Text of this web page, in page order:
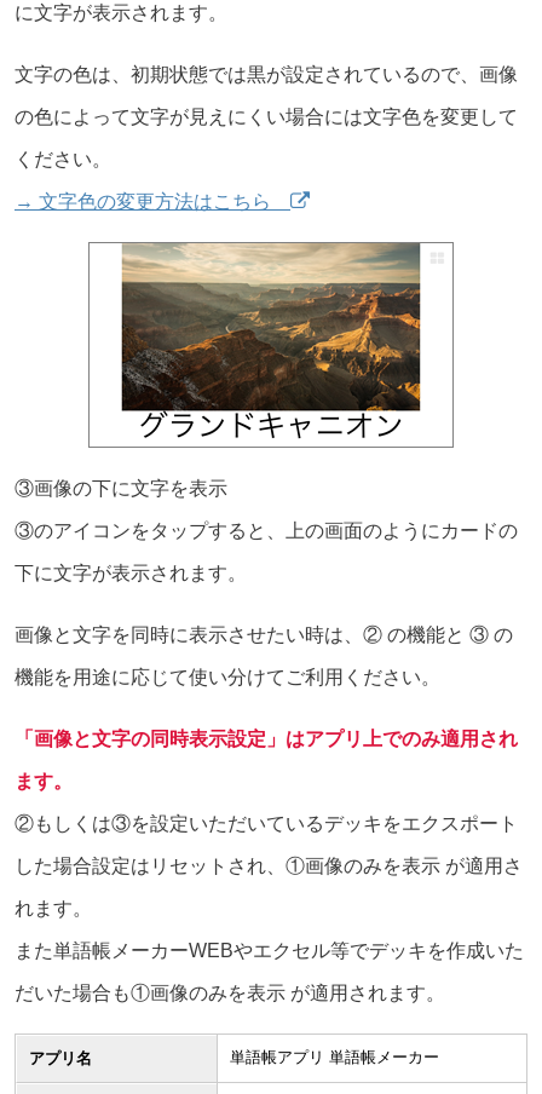
に文字が表示されます。
文字の色は、初期状態では黒が設定されているので、画像
の色によって文字が見えにくい場合には文字色を変更して
ください。
→ 文字色の変更方法はこちら
③画像の下に文字を表示
③のアイコンをタップすると、上の画面のようにカードの
下に文字が表示されます。
画像と文字を同時に表示させたい時は、② の機能と ③ の
機能を用途に応じて使い分けてご利用ください。
「画像と文字の同時表示設定」はアプリ上でのみ適用され
ます。
②もしくは③を設定いただいているデッキをエクスポート
した場合設定はリセットされ、①画像のみを表示 が適用さ
れます。
また単語帳メーカーWEBやエクセル等でデッキを作成いた
だいた場合も①画像のみを表示 が適用されます。
アプリ名 単語帳アプリ 単語帳メーカー